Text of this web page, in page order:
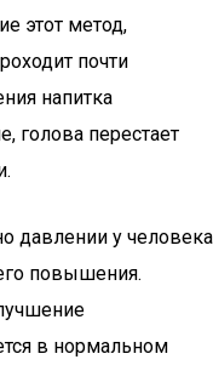
этот метод,
почти
напитка
голова перестает
давлении у человека
повышения.
в нормальном